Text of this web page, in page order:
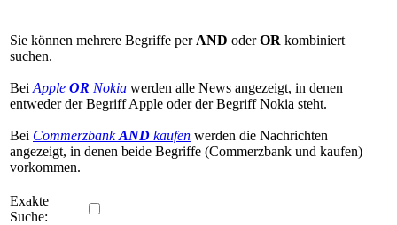
Sie können mehrere Begriffe per AND oderOR kombiniert
suchen.
Bei Apple OR Nokia werden alle News angezeigt, in denen
entweder der Begriff Apple oder der Begriff Nokia steht.
Bei CommerzbankAND kaufen werden die Nachrichten
angezeigt, in denen beide Begriffe (Commerzbank und kaufen)
vorkommen.
Exakte
Suche: